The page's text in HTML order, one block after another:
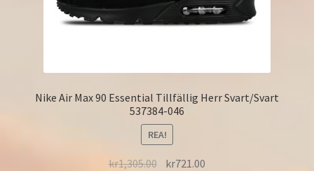
Nike Air Max 90 Essential Tillfällig Herr Svart/Svart
537384-046
REA!
kr1,305.00 kr721.00